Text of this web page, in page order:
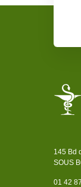
145 Bd
SOUS
01 42